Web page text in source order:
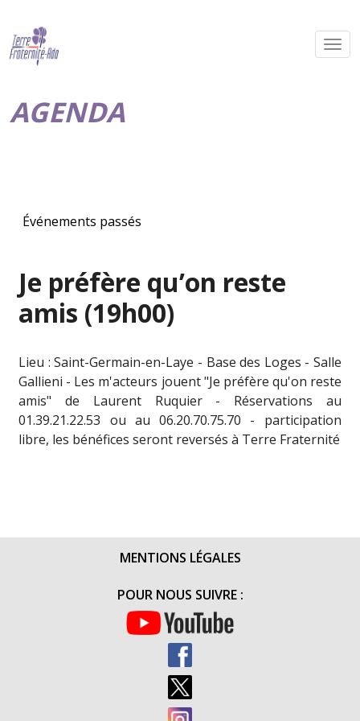
AGENDA
Événements passés
Je préfère qu’on reste
amis (19h00)
Lieu : Saint-Germain-en-Laye - Base des Loges - Salle
Gallieni - Les m'acteurs jouent "Je préfère qu'on reste
amis" de Laurent Ruquier - Réservations au
01.39.21.22.53 ou au 06.20.70.75.70 - participation
libre, les bénéfices seront reversés à Terre Fraternité
MENTIONS LÉGALES
POUR NOUS SUIVRE :